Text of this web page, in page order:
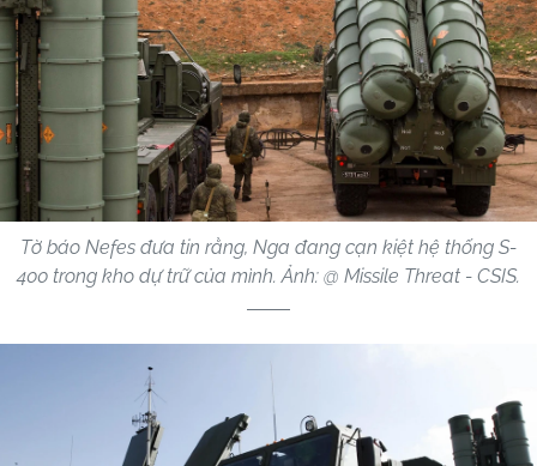
Tờ báo Nefes đưa tin rằng, Nga đang cạn kiệt hệ thống S-
400 trong kho dự trữ của mình. Ảnh: @ Missile Threat - CSIS.